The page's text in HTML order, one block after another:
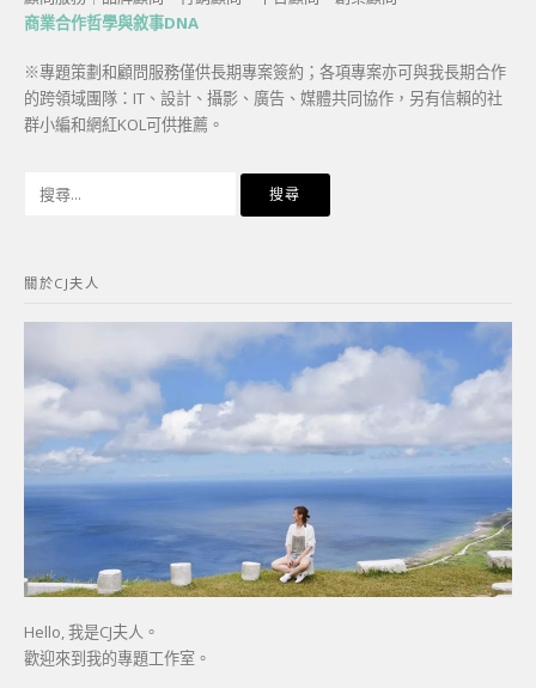
商業合作哲學與敘事DNA
※專題策劃和顧問服務僅供長期專案簽約；各項專案亦可與我長期合作
的跨領域團隊：IT、設計、攝影、廣告、媒體共同協作，另有信賴的社
群小編和網紅KOL可供推薦。
字:
關於CJ夫人
Hello, 我是CJ夫人。
歡迎來到我的專題工作室。